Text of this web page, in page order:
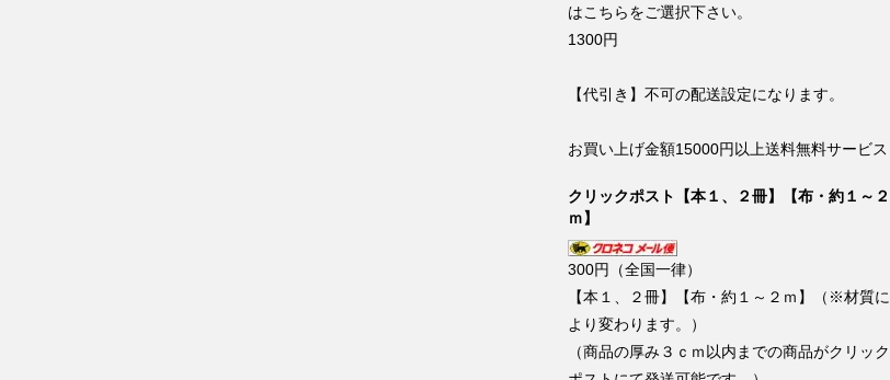
はこちらをご選択下さい。
1300円
【代引き】不可の配送設定になります。
お買い上げ金額15000円以上送料無料サービス
クリックポスト【本１、２冊】【布・約１～２
ｍ】
300円（全国一律）
【本１、２冊】【布・約１～２ｍ】（※材質に
より変わります。）
（商品の厚み３ｃｍ以内までの商品がクリック